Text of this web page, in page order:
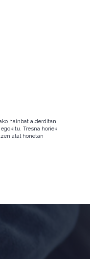
hainbat alderditan
Tresna horiek
atal honetan